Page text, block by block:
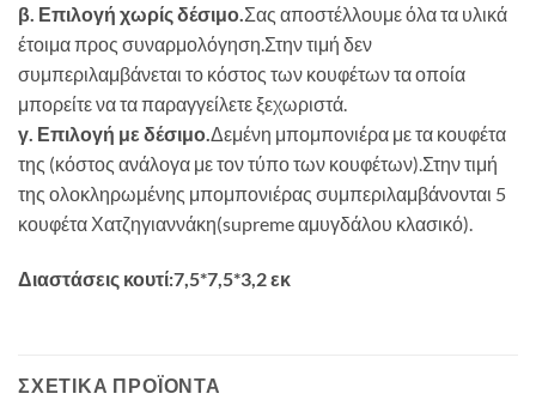
β. Επιλογή χωρίς δέσιμο.Σας αποστέλλουμε όλα τα υλικά
έτοιμα προς συναρμολόγηση.Στην τιμή δεν
συμπεριλαμβάνεται το κόστος των κουφέτων τα οποία
μπορείτε να τα παραγγείλετε ξεχωριστά.
γ. Επιλογή με δέσιμο.Δεμένη μπομπονιέρα με τα κουφέτα
της (κόστος ανάλογα με τον τύπο των κουφέτων).Στην τιμή
της ολοκληρωμένης μπομπονιέρας συμπεριλαμβάνονται 5
κουφέτα Χατζηγιαννάκη(supreme αμυγδάλου κλασικό).
Διαστάσεις κουτί:7,5*7,5*3,2 εκ
ΣΧΕΤΙΚΆ ΠΡΟΪΌΝΤΑ